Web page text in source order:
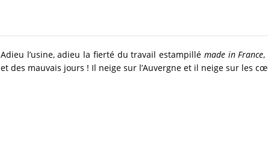
Adieu l’usine, adieu la fierté du travail estampillé made in France
et des mauvais jours ! Il neige sur l’Auvergne et il neige sur les